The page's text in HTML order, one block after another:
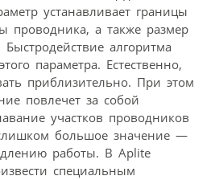
устанавливает границы
проводника, а также размер
алгоритма
параметра. Естественно,
приблизительно. При этом
повлечет за собой
участков проводников
большое значение —
работы. В Aplite
специальным